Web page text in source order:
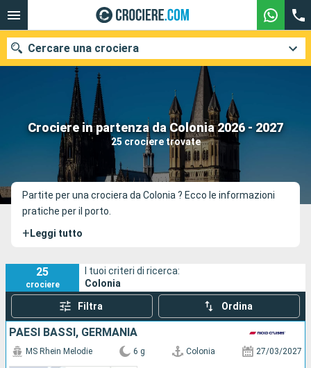
Crociere in partenza da Colonia 2026 - 2027
25 crociere trovate
Cercare una crociera
Le nostre destinazioni
Mesi di partenza
Porti Compagnie
Partite per una crociera da Colonia ? Ecco le informazioni
pratiche per il porto.
+ Leggi tutto
25
crociere
I tuoi criteri di ricerca:
Colonia
Filtra Ordina
PAESI BASSI, GERMANIA
MS Rhein Melodie 6 g Colonia 27/03/2027